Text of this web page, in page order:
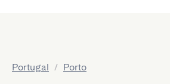
Portugal / Porto